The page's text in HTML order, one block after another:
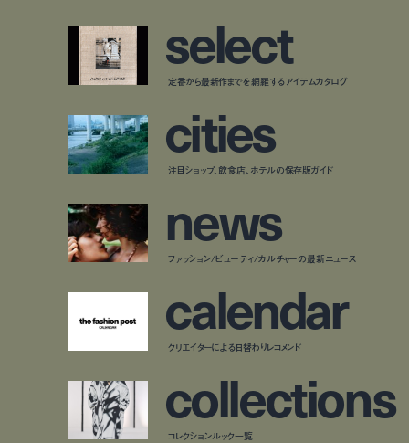
select
定番から最新作までを網羅するアイテムカタログ
cities
注目ショップ、飲食店、ホテルの保存版ガイド
news
ファッション/ビューティ/カルチャーの最新ニュース
calendar
クリエイターによる日替わりレコメンド
collections
コレクションルック一覧